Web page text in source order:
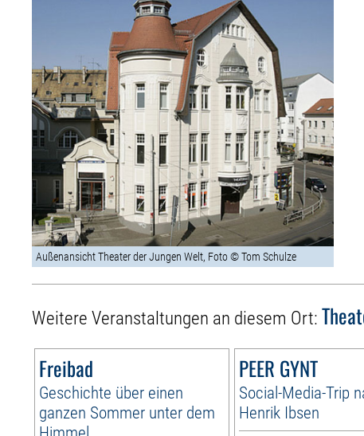
Außenansicht Theater der Jungen Welt, Foto © Tom Schulze
Weitere Veranstaltungen an diesem Ort:
Freibad
Geschichte über einen
ganzen Sommer unter dem
PEER GYNT
Social-Media-Trip
Henrik Ibsen